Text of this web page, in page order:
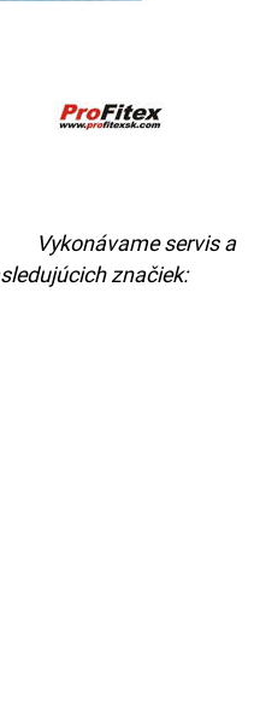
Vykonávame servis a
značiek: